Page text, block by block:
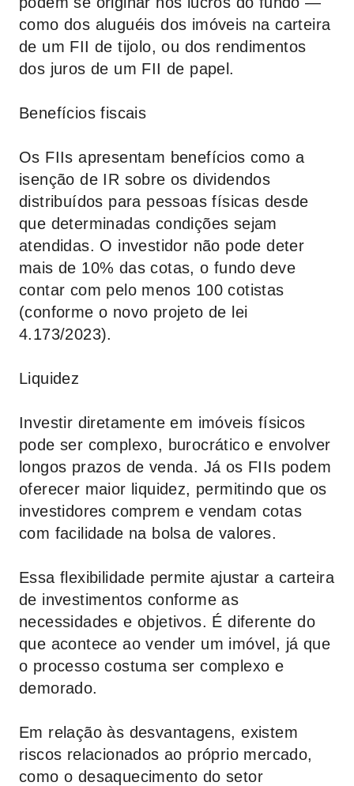
como dos aluguéis dos imóveis na carteira
de um FII de tijolo, ou dos rendimentos
dos juros de um FII de papel.
Benefícios fiscais
Os FIIs apresentam benefícios como a
isenção de IR sobre os dividendos
distribuídos para pessoas físicas desde
que determinadas condições sejam
atendidas. O investidor não pode deter
mais de 10% das cotas, o fundo deve
contar com pelo menos 100 cotistas
(conforme o novo projeto de lei
4.173/2023).
Liquidez
Investir diretamente em imóveis físicos
pode ser complexo, burocrático e envolver
longos prazos de venda. Já os FIIs podem
oferecer maior liquidez, permitindo que os
investidores comprem e vendam cotas
com facilidade na bolsa de valores.
Essa flexibilidade permite ajustar a carteira
de investimentos conforme as
necessidades e objetivos. É diferente do
que acontece ao vender um imóvel, já que
o processo costuma ser complexo e
demorado.
Em relação às desvantagens, existem
riscos relacionados ao próprio mercado,
como o desaquecimento do setor